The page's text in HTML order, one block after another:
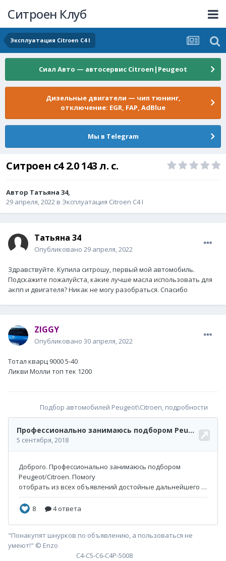
Ситроен Клуб
Эксплуатация Citroen C4 I
Сиал Авто — автосервис Citroen|Peugeot
Дизельные двигатели — чип тюнинг,
отключение: EGR, FAP, AdBlue
Мы в Telegram
Ситроен с4 2.0 143 л. с.
Автор Татьяна 34,
29 апреля, 2022 в Эксплуатация Citroen C4 I
Татьяна 34
Опубликовано 29 апреля, 2022
Здравствуйте. Купила ситрошу, первый мой автомобиль.
Подскажите пожалуйста, какие лучше масла использовать для
акпп и двигателя? Никак не могу разобраться. Спасибо
ZIGGY
Опубликовано 30 апреля, 2022
Тотал кварц 9000 5-40
Ликви Молли топ тек 1200
Подбор автомобилей Peugeot\Citroen, подробности
"Понакупят шнурков по объявлению, а пользоваться не
умеют!" © Enzo
С4-С5-С6-С4P-5008